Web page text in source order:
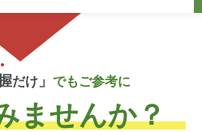
だけ 」 でもご参考に
ませんか？